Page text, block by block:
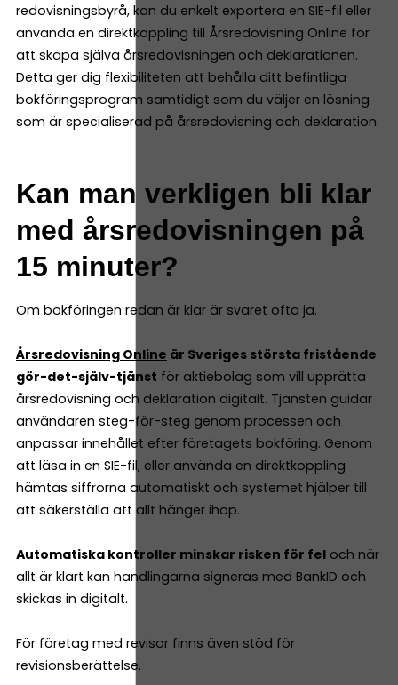
redovisningsbyrå, kan du enkelt exportera en SIE-fil eller
använda en direktkoppling till Årsredovisning Online för
att skapa själva årsredovisningen och deklarationen.
Detta ger dig flexibiliteten att behålla ditt befintliga
bokföringsprogram samtidigt som du väljer en lösning
som är specialiserad på årsredovisning och deklaration.
Kan man verkligen bli klar
med årsredovisningen på
15 minuter?
Om bokföringen redan är klar är svaret ofta ja.
Årsredovisning Online är Sveriges största fristående
gör-det-själv-tjänst för aktiebolag som vill upprätta
årsredovisning och deklaration digitalt. Tjänsten guidar
användaren steg-för-steg genom processen och
anpassar innehållet efter företagets bokföring. Genom
att läsa in en SIE-fil, eller använda en direktkoppling
hämtas siffrorna automatiskt och systemet hjälper till
att säkerställa att allt hänger ihop.
Automatiska kontroller minskar risken för fel och när
allt är klart kan handlingarna signeras med BankID och
skickas in digitalt.
För företag med revisor finns även stöd för
revisionsberättelse.